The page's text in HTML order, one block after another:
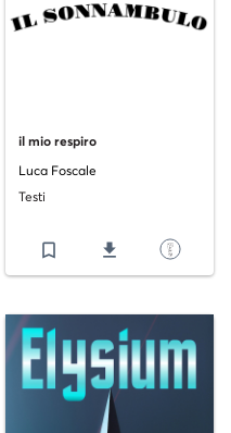
il mio respiro
Luca Foscale
Testi
bookmark_border file_download